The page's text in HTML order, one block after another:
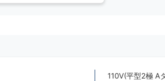
110V(平型2極 A